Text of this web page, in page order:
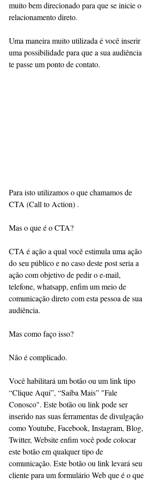
muito bem direcionado para que se inicie o
relacionamento direto.
Uma maneira muito utilizada é você inserir
uma possibilidade para que a sua audiência
te passe um ponto de contato.
Para isto utilizamos o que chamamos de
CTA (Call to Action) .
Mas o que é o CTA?
CTA é ação a qual você estimula uma ação
do seu público e no caso deste post seria a
ação com objetivo de pedir o e-mail,
telefone, whatsapp, enfim um meio de
comunicação direto com esta pessoa de sua
audiência.
Mas como faço isso?
Não é complicado.
Você habilitará um botão ou um link tipo
“Clique Aqui”, “Saiba Mais” "Fale
Conosco". Este botão ou link pode ser
inserido nas suas ferramentas de divulgação
como Youtube, Facebook, Instagram, Blog,
Twitter, Website enfim você pode colocar
este botão em qualquer tipo de
comunicação. Este botão ou link levará seu
cliente para um formulário Web que é o que